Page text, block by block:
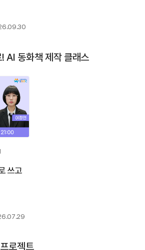
AI 동화책 제작 클래스
쓰고
로젝트